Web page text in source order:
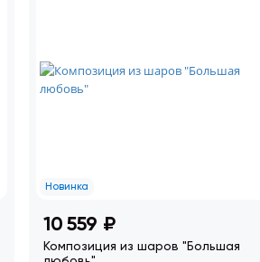
Новинка
10 559 ₽
Композиция из шаров "Большая